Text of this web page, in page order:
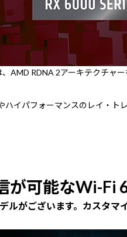
、AMD RDNA 2アーキテクチャ
ハイパフォーマンスのレイ・ト
が可能なWi-Fi
ルがございます。カスタマ